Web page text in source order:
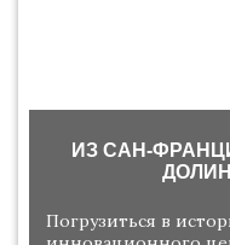
ИЗ САН-
Погрузиться в